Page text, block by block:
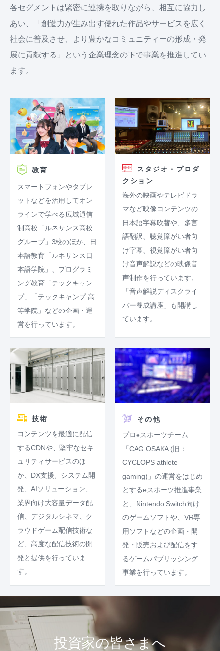
各セグメントは緊密に連携を取りながら、相互に協力し
あい、「創造力が生み出す優れた作品やサービスを広く
社会に普及させ、より豊かなコミュニティーの形成・発
展に貢献する」という企業理念の下で事業を推進してい
ます。
教育
スマートフォンやタブレ
ットなどを活用してオン
ラインで学べる広域通信
制高校「ルネサンス高校
グループ」3校のほか、日
本語教育「ルネサンス日
本語学院」、プログラミ
ング教育「テックキャン
プ」「テックキャンプ 高
等学院」などの企画・運
営を行っています。
スタジオ・プロダ
クション
海外の映画やテレビドラ
マなど映像コンテンツの
日本語字幕吹替や、多言
語翻訳、聴覚障がい者向
け字幕、視覚障がい者向
け音声解説などの映像音
声制作を行っています。
「音声解説ディスクライ
バー養成講座」も開講し
ています。
技術
コンテンツを最適に配信
するCDNや、堅牢なセキ
ュリティサービスのほ
か、DX支援、システム開
発、AIソリューション、
業界向け大容量データ配
信、デジタルシネマ、ク
ラウドゲーム配信技術な
ど、高度な配信技術の開
発と提供を行っていま
す。
その他
プロeスポーツチーム
「CAG OSAKA (旧：
CYCLOPS athlete
gaming)」の運営をはじめ
とするeスポーツ推進事業
と、Nintendo Switch向け
のゲームソフトや、VR専
用ソフトなどの企画・開
発・販売および配信をす
るゲームパブリッシング
事業を行っています。
投資家の皆さまへ